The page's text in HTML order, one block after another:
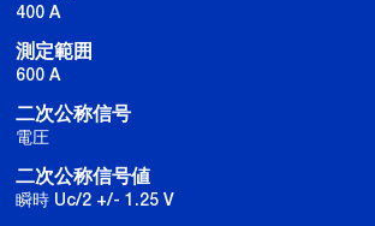
400 A
測定範囲
600 A
二次公称信号
電圧
二次公称信号値
瞬時 Uc/2 +/- 1.25 V